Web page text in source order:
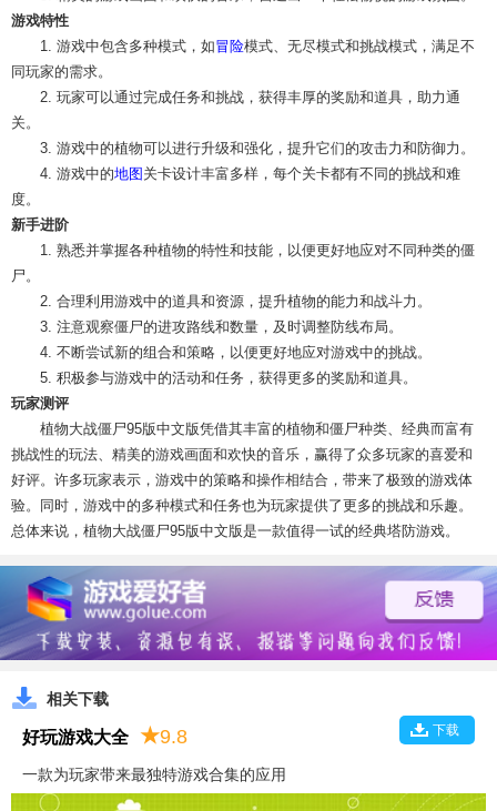
游戏特性
1. 游戏中包含多种模式，如冒险模式、无尽模式和挑战模式，满足不
同玩家的需求。
2. 玩家可以通过完成任务和挑战，获得丰厚的奖励和道具，助力通
关。
3. 游戏中的植物可以进行升级和强化，提升它们的攻击力和防御力。
4. 游戏中的地图关卡设计丰富多样，每个关卡都有不同的挑战和难
度。
新手进阶
1. 熟悉并掌握各种植物的特性和技能，以便更好地应对不同种类的僵
尸。
2. 合理利用游戏中的道具和资源，提升植物的能力和战斗力。
3. 注意观察僵尸的进攻路线和数量，及时调整防线布局。
4. 不断尝试新的组合和策略，以便更好地应对游戏中的挑战。
5. 积极参与游戏中的活动和任务，获得更多的奖励和道具。
玩家测评
植物大战僵尸95版中文版凭借其丰富的植物和僵尸种类、经典而富有
挑战性的玩法、精美的游戏画面和欢快的音乐，赢得了众多玩家的喜爱和
好评。许多玩家表示，游戏中的策略和操作相结合，带来了极致的游戏体
验。同时，游戏中的多种模式和任务也为玩家提供了更多的挑战和乐趣。
总体来说，植物大战僵尸95版中文版是一款值得一试的经典塔防游戏。
相关下载
下载
好玩游戏大全 ★9.8
一款为玩家带来最独特游戏合集的应用